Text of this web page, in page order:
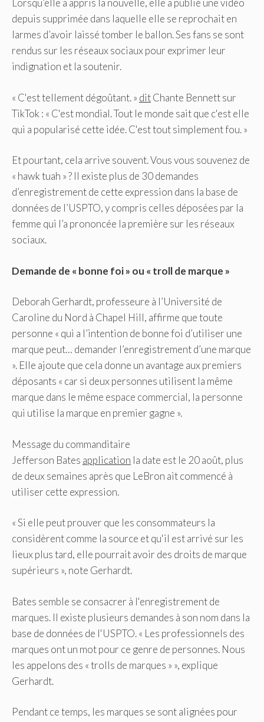
Lorsqu’elle a appris la nouvelle, elle a publié une vidéo
depuis supprimée dans laquelle elle se reprochait en
larmes d’avoir laissé tomber le ballon. Ses fans se sont
rendus sur les réseaux sociaux pour exprimer leur
indignation et la soutenir.
« C'est tellement dégoûtant. » ditChante Bennett sur
TikTok : « C'est mondial. Tout le monde sait que c'est elle
qui a popularisé cette idée. C'est tout simplement fou. »
Et pourtant, cela arrive souvent. Vous vous souvenez de
« hawk tuah » ? Il existe plus de 30 demandes
d’enregistrement de cette expression dans la base de
données de l’USPTO, y compris celles déposées par la
femme qui l’a prononcée la première sur les réseaux
sociaux.
Demande de « bonne foi » ou « troll de marque »
Deborah Gerhardt, professeure à l’Université de
Caroline du Nord à Chapel Hill, affirme que toute
personne « qui a l’intention de bonne foi d’utiliser une
marque peut… demander l’enregistrement d’une marque
». Elle ajoute que cela donne un avantage aux premiers
déposants « car si deux personnes utilisent la même
marque dans le même espace commercial, la personne
qui utilise la marque en premier gagne ».
Message du commanditaire
Jefferson Bates application la date est le 20 août, plus
de deux semaines après que LeBron ait commencé à
utiliser cette expression.
« Si elle peut prouver que les consommateurs la
considèrent comme la source et qu'il est arrivé sur les
lieux plus tard, elle pourrait avoir des droits de marque
supérieurs », note Gerhardt.
Bates semble se consacrer à l'enregistrement de
marques. Il existe plusieurs demandes à son nom dans la
base de données de l'USPTO. « Les professionnels des
marques ont un mot pour ce genre de personnes. Nous
les appelons des « trolls de marques » », explique
Gerhardt.
Pendant ce temps, les marques se sont alignées pour